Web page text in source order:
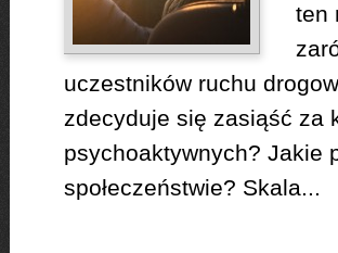
ten
uczestników ruchu
zdecyduje się zasiąść za
psychoaktywnych? Jakie
społeczeństwie? Skala...